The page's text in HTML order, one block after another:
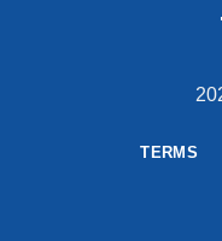
TERMS